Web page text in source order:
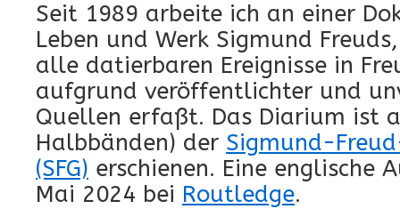
Seit 1989 arbeite ich an einer
Leben und Werk Sigmund
alle datierbaren Ereignisse in
aufgrund veröffentlichter und
Quellen erfaßt. Das Diarium ist
Halbbänden) der Sigmund-
(SFG) erschienen. Eine englische
Mai 2024 bei Routledge.